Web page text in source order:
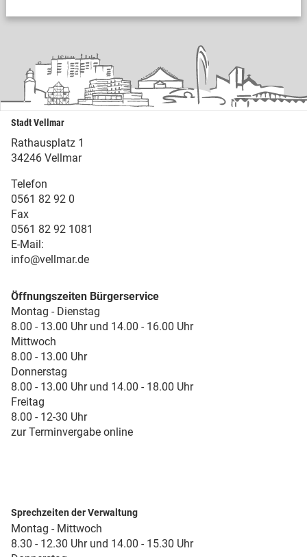
Stadt Vellmar
Rathausplatz 1
34246 Vellmar
Telefon
0561 82 92 0
Fax
0561 82 92 1081
E-Mail:
info@vellmar.de
Öffnungszeiten Bürgerservice
Montag - Dienstag
8.00 - 13.00 Uhr und 14.00 - 16.00 Uhr
Mittwoch
8.00 - 13.00 Uhr
Donnerstag
8.00 - 13.00 Uhr und 14.00 - 18.00 Uhr
Freitag
8.00 - 12-30 Uhr
zur Terminvergabe online
Sprechzeiten der Verwaltung
Montag - Mittwoch
8.30 - 12.30 Uhr und 14.00 - 15.30 Uhr